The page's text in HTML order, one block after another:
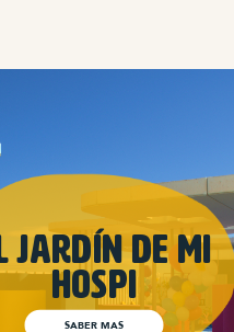
Jardín de mi
hospi
SABER MAS